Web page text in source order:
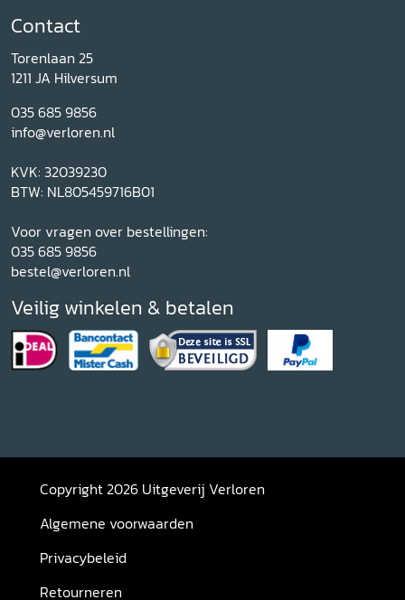
Contact
Torenlaan 25
1211 JA Hilversum
035 685 9856
info@verloren.nl
KVK: 32039230
BTW: NL805459716B01
Voor vragen over bestellingen:
035 685 9856
bestel@verloren.nl
Veilig winkelen & betalen
Copyright 2026 Uitgeverij Verloren
Algemene voorwaarden
Privacybeleid
Retourneren